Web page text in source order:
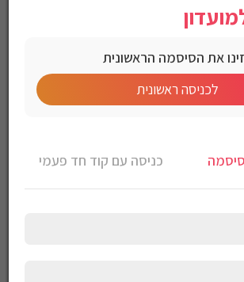
את הסיסמה הראשונית
לכניסה ראשונית
כניסה עם קוד חד פעמי
מטלית לחה